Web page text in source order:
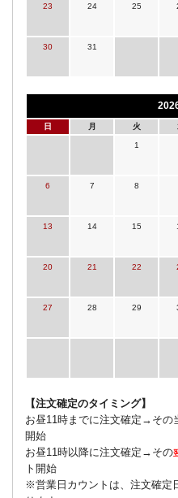
23 24 25
30 31
日 月 火
1
6 7 8
13 14 15
20 21 22
27 28 29
【注文確定のタイミング】
お昼11時までに注文確定→その
開始
お昼11時以降に注文確定→その
ト開始
※営業日カウントは、注文確定